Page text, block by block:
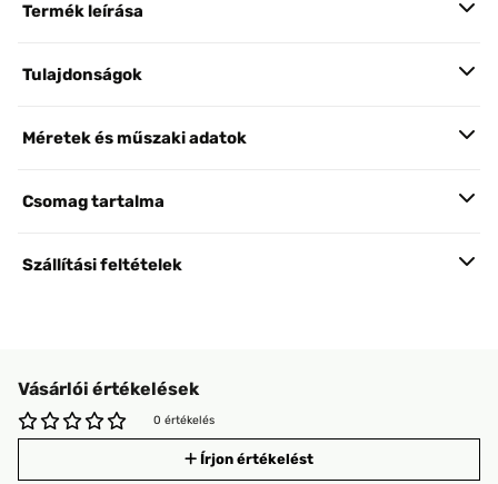
Termék leírása
Tulajdonságok
Méretek és műszaki adatok
Csomag tartalma
Szállítási feltételek
Vásárlói értékelések
0 értékelés
Írjon értékelést